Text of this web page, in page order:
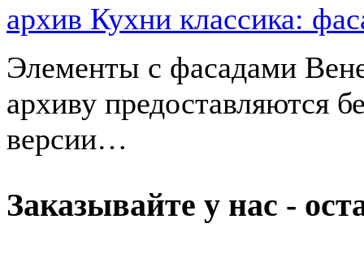
архив Кухни классика:
Элементы с фасадами
архиву предоставляются
версии…
Заказывайте у нас -